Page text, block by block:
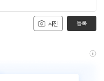
사진 등록